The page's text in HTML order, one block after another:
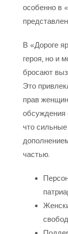
особенно в
В «Дороге
героя, но и
бросают
Это
прав
обсуждения
что
частью.